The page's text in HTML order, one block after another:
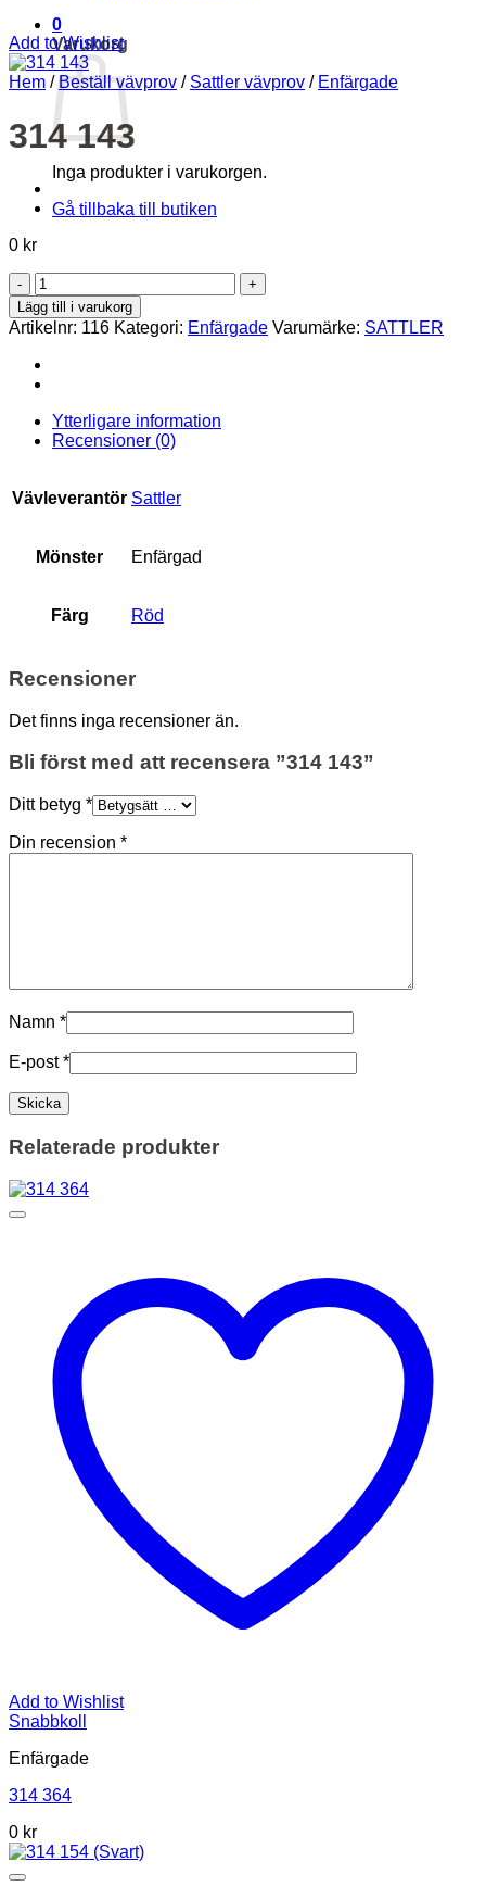
0
Varukorg
Inga produkter i varukorgen.
Gå tillbaka till butiken
Add to Wishlist
Hem / Beställ vävprov / Sattler vävprov / Enfärgade
314 143
0 kr
314
143
mängd
Lägg till i varukorg
Artikelnr: 116 Kategori: Enfärgade Varumärke: SATTLER
Ytterligare information
Recensioner (0)
Vävleverantör Sattler
Mönster Enfärgad
Färg Röd
Recensioner
Det finns inga recensioner än.
Bli först med att recensera ”314 143”
Ditt betyg *
Din recension *
Namn *
E-post*
Relaterade produkter
Add to Wishlist
Snabbkoll
Enfärgade
314 364
0 kr